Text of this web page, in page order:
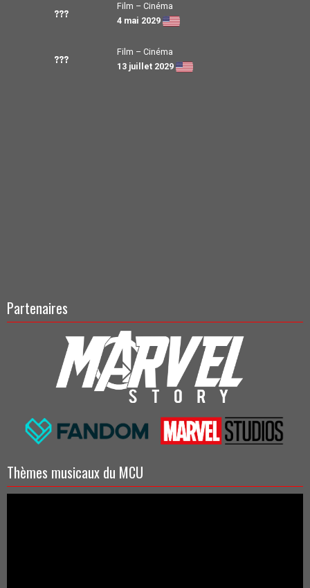
???
Film – Cinéma
4 mai 2029
???
Film – Cinéma
13 juillet 2029
Partenaires
Thèmes musicaux du MCU